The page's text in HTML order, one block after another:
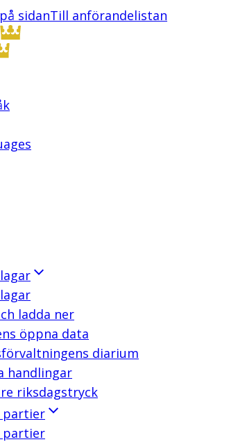
sidanTill anförandelistan
ladda ner
öppna data
diarium
handlingar
riksdagstryck
partier
partier